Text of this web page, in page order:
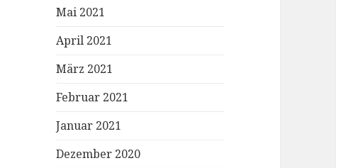
Mai 2021
April 2021
März 2021
Februar 2021
Januar 2021
Dezember 2020